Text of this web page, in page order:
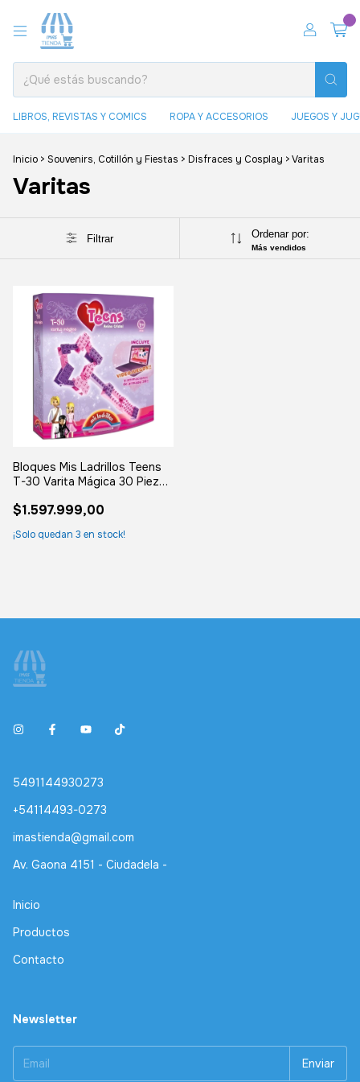
LIBROS, REVISTAS Y COMICS ROPA Y ACCESORIOS JUEGOS Y
Inicio > Souvenirs, Cotillón y Fiestas > Disfraces y Cosplay >Varitas
Varitas
Filtrar Ordenar por:
Más vendidos
Bloques Mis Ladrillos Teens
T-30 Varita Mágica 30 Piezas
$1.597.999,00
¡Solo quedan 3 en stock!
5491144930273
+54114493-0273
imastienda@gmail.com
Av. Gaona 4151 - Ciudadela -
Inicio
Productos
Contacto
Newsletter